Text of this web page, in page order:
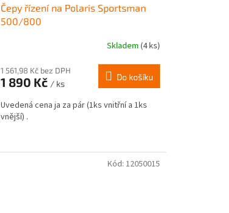
Čepy řízení na Polaris Sportsman
500/800
Skladem (4 ks)
1 561,98 Kč bez DPH
1 890 Kč / ks
Do košíku
Uvedená cena ja za pár (1ks vnitřní a 1ks
vnější) .
Kód: 12050015